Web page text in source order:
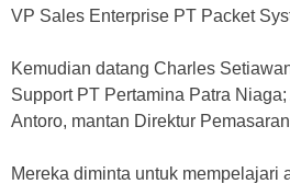
VP Sales Enterprise PT Packet
Kemudian datang Charles
Support PT Pertamina Patra
Antoro, mantan Direktur
Mereka diminta untuk mempelajari